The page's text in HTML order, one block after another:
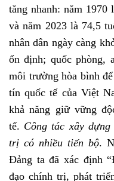
tăng nhanh: năm
và năm 2023 là 74,5
nhân dân ngày càng
ổn định; quốc phòng,
môi trường hòa bình
tín quốc tế của Việt
khả năng giữ vững
tế. Công tác xây
trị có nhiều tiến bộ.
Đảng ta đã xác định
đạo chính trị, phát